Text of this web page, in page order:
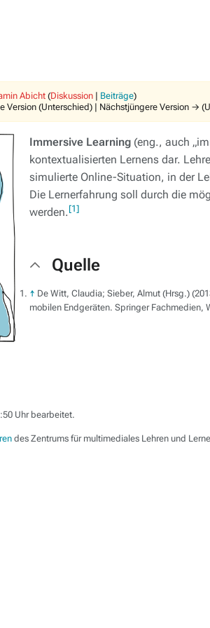
Abicht(Diskussion | Beiträge)
Version (Unterschied) | Nächstjüngere Version →
Immersive Learning (eng., auch
kontextualisierten Lernens dar.
simulierte Online-Situation, in der
Die Lernerfahrung soll durch die
werden.[1]
Quelle
↑ De Witt, Claudia; Sieber, Almut (Hrsg.)
mobilen Endgeräten. Springer Fachmedien,
Uhr bearbeitet.
des Zentrums für multimediales Lehren und